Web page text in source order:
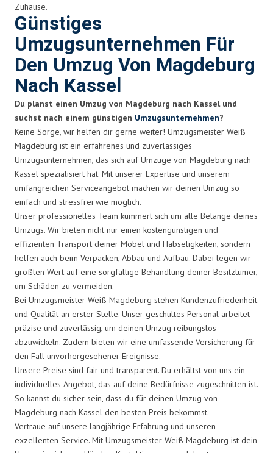
Zuhause.
Günstiges
Umzugsunternehmen Für
Den Umzug Von Magdeburg
Nach Kassel
Du planst einen Umzug von Magdeburg nach Kassel und
suchst nach einem günstigen Umzugsunternehmen?
Keine Sorge, wir helfen dir gerne weiter! Umzugsmeister Weiß
Magdeburg ist ein erfahrenes und zuverlässiges
Umzugsunternehmen, das sich auf Umzüge von Magdeburg nach
Kassel spezialisiert hat. Mit unserer Expertise und unserem
umfangreichen Serviceangebot machen wir deinen Umzug so
einfach und stressfrei wie möglich.
Unser professionelles Team kümmert sich um alle Belange deines
Umzugs. Wir bieten nicht nur einen kostengünstigen und
effizienten Transport deiner Möbel und Habseligkeiten, sondern
helfen auch beim Verpacken, Abbau und Aufbau. Dabei legen wir
größten Wert auf eine sorgfältige Behandlung deiner Besitztümer,
um Schäden zu vermeiden.
Bei Umzugsmeister Weiß Magdeburg stehen Kundenzufriedenheit
und Qualität an erster Stelle. Unser geschultes Personal arbeitet
präzise und zuverlässig, um deinen Umzug reibungslos
abzuwickeln. Zudem bieten wir eine umfassende Versicherung für
den Fall unvorhergesehener Ereignisse.
Unsere Preise sind fair und transparent. Du erhältst von uns ein
individuelles Angebot, das auf deine Bedürfnisse zugeschnitten ist.
So kannst du sicher sein, dass du für deinen Umzug von
Magdeburg nach Kassel den besten Preis bekommst.
Vertraue auf unsere langjährige Erfahrung und unseren
exzellenten Service. Mit Umzugsmeister Weiß Magdeburg ist dein